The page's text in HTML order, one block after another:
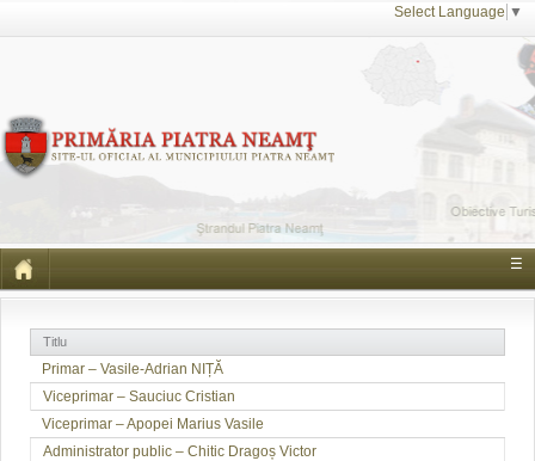
Select Language ▼
☰
Titlu
Primar – Vasile-Adrian NIȚĂ
Viceprimar – Sauciuc Cristian
Viceprimar – Apopei Marius Vasile
Administrator public – Chitic Dragoș Victor